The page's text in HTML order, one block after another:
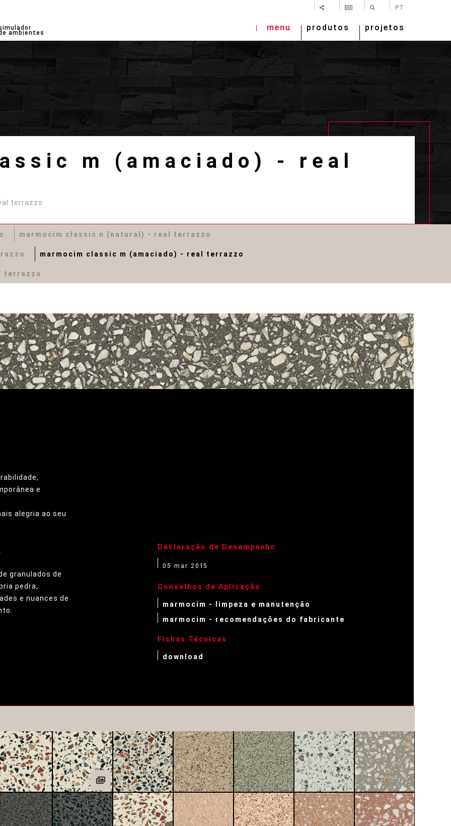
PT
ambientes
menu produtos projetos
m (amaciado) - real
terrazzo
marmocim classic n (natural) - real terrazzo
marmocim classic m (amaciado) - real terrazzo
terrazzo
e
alegria ao seu
granulados de
pedra,
e nuances de
Declaração de Desempenho
05 mar 2015
Conselhos de Aplicação
marmocim - limpeza e manutenção
marmocim - recomendações do fabricante
Fichas Técnicas
download